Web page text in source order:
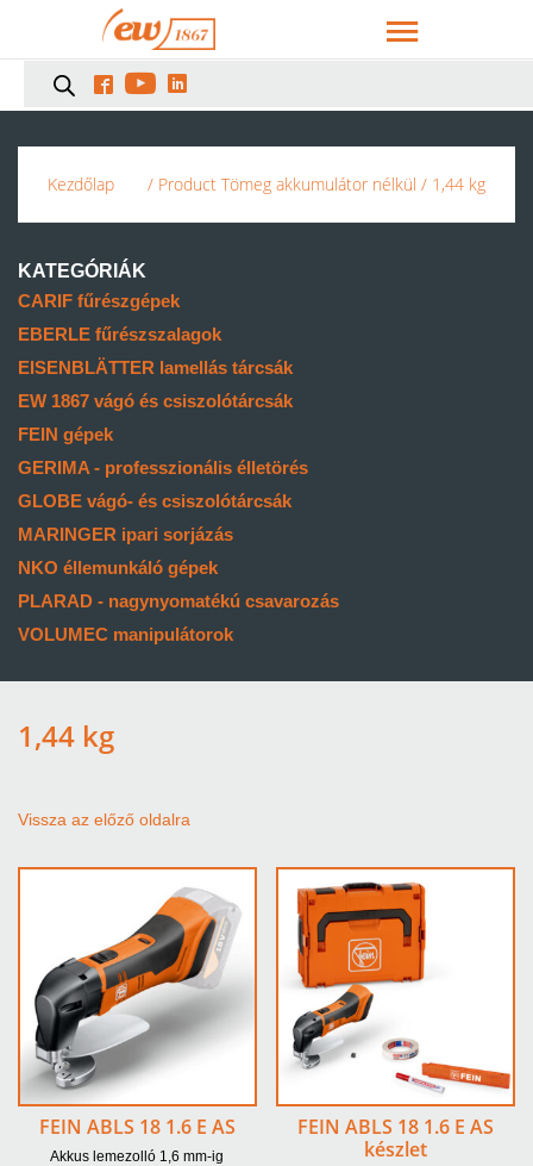
  
Kezdőlap / Product Tömeg akkumulátor nélkül / 1,44 kg
KATEGÓRIÁK
CARIF fűrészgépek
EBERLE fűrészszalagok
EISENBLÄTTER lamellás tárcsák
EW 1867 vágó és csiszolótárcsák
FEIN gépek
GERIMA - professzionális élletörés
GLOBE vágó- és csiszolótárcsák
MARINGER ipari sorjázás
NKO éllemunkáló gépek
PLARAD - nagynyomatékú csavarozás
VOLUMEC manipulátorok
1,44 kg
Vissza az előző oldalra
FEIN ABLS 18 1.6 E AS
Akkus lemezolló 1,6 mm-ig
FEIN ABLS 18 1.6 E AS
készlet